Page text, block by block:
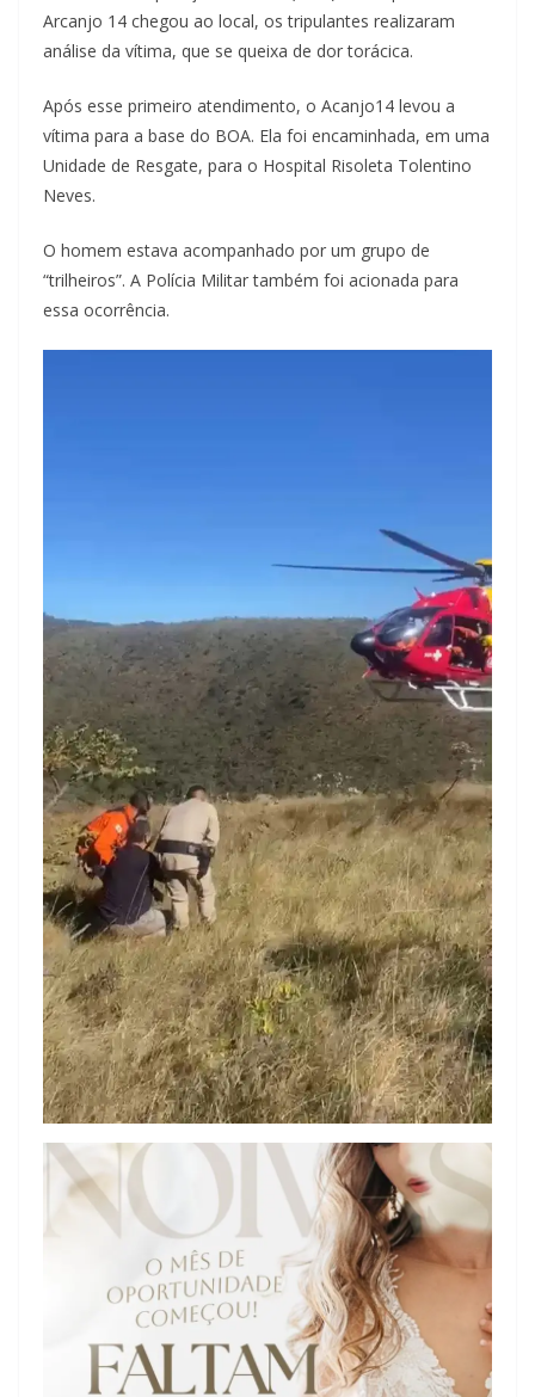
Arcanjo 14 chegou ao local, os tripulantes realizaram
análise da vítima, que se queixa de dor torácica.
Após esse primeiro atendimento, o Acanjo14 levou a
vítima para a base do BOA. Ela foi encaminhada, em uma
Unidade de Resgate, para o Hospital Risoleta Tolentino
Neves.
O homem estava acompanhado por um grupo de
“trilheiros”. A Polícia Militar também foi acionada para
essa ocorrência.